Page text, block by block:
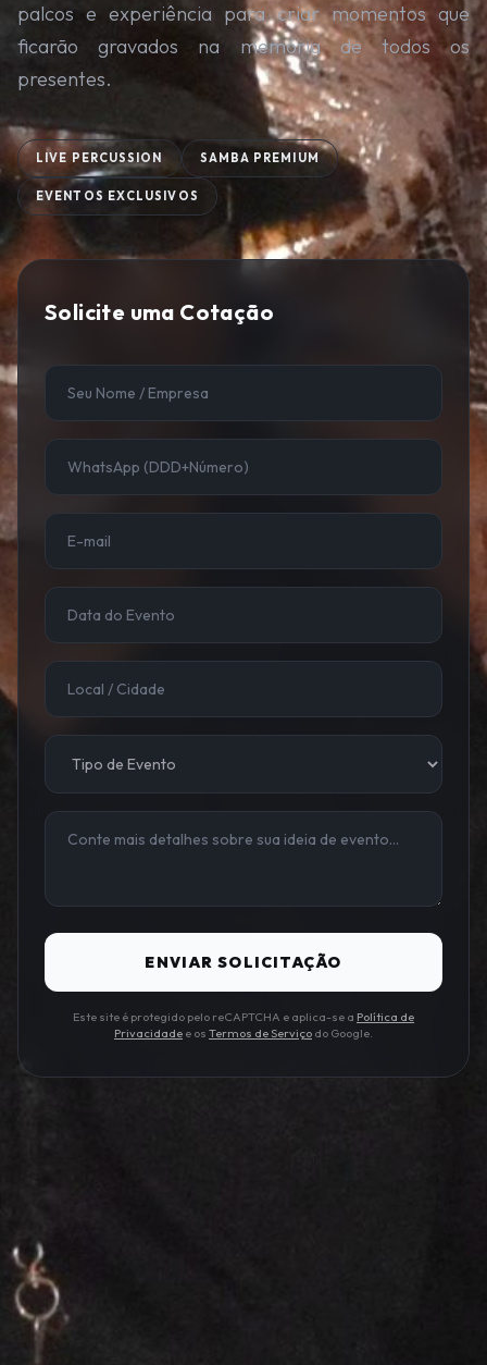
palcos e experiência para criar momentos que
ficarão gravados na memória de todos os
presentes.
LIVE PERCUSSION SAMBA PREMIUM
EVENTOS EXCLUSIVOS
Solicite uma Cotação
ENVIAR SOLICITAÇÃO
Este site é protegido pelo reCAPTCHA e aplica-se a Política de
Privacidade e os Termos de Serviço do Google.